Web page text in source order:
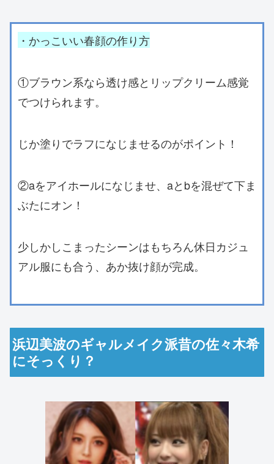
・かっこいい春顔の作り方
①ブラウン系なら透け感とリップクリーム感覚
でつけられます。
じか塗りでラフになじませるのがポイント！
②aをアイホールになじませ、aとbを混ぜて下ま
ぶたにオン！
少しかしこまったシーンはもちろん休日カジュ
アル服にも合う、あか抜け顔が完成。
浜辺美波のギャルメイク派昔の佐々木希
にそっくり？